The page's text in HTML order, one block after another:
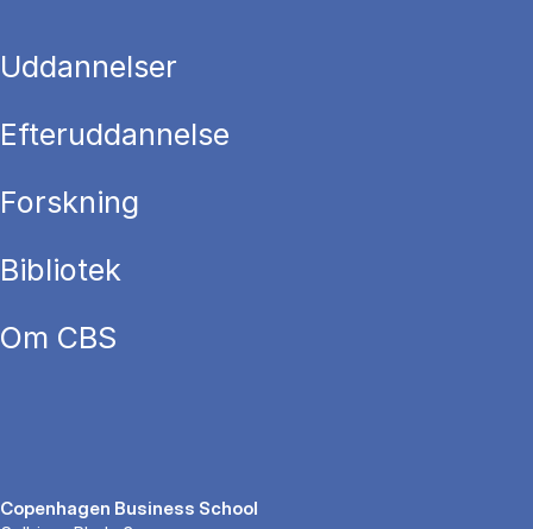
Uddannelser
Efteruddannelse
Forskning
Bibliotek
Om CBS
Copenhagen Business School